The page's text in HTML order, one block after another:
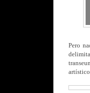
Pero